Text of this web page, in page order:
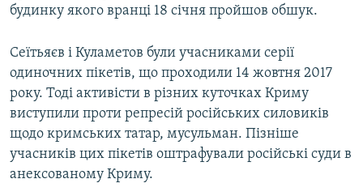
будинку якого вранці 18 січня пройшов обшук.
Сеїтьяєв і Куламетов були учасниками серії
одиночних пікетів, що проходили 14 жовтня 2017
року. Тоді активісти в різних куточках Криму
виступили проти репресій російських силовиків
щодо кримських татар, мусульман. Пізніше
учасників цих пікетів оштрафували російські суди в
анексованому Криму.